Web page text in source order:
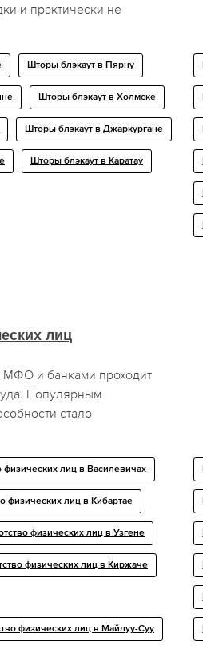
и практически не
Шторы блэкаут в Пярну
Шторы блэкаут в Холмске
Шторы блэкаут в Джаркургане
Шторы блэкаут в Каратау
лиц
МФО и банками проходит
Популярным
стало
физических лиц в Василевичах
физических лиц в Кибартае
физических лиц в Узгене
физических лиц в Киржаче
физических лиц в Майлуу-Суу